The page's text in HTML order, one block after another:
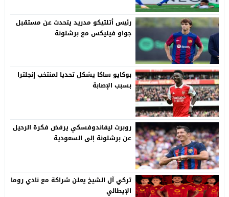
رئيس أتلتيكو مدريد يتحدث عن مستقبل
جواو فيليكس مع برشلونة
بوكايو ساكا يشكل تحديا لمنتخب إنجلترا
بسبب الإصابة
روبرت ليفاندوفسكي يرفض فكرة الرحيل
عن برشلونة إلى السعودية
تركي آل الشيخ يعلن شراكة مع نادي روما
الإيطالي